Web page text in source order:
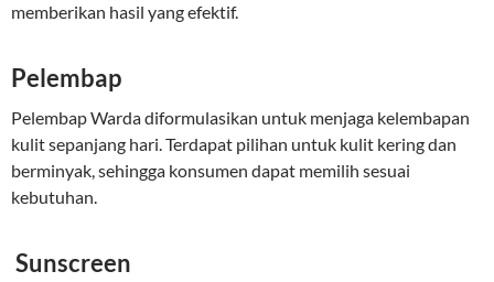
memberikan hasil yang efektif.
Pelembap
Pelembap Warda diformulasikan untuk menjaga kelembapan
kulit sepanjang hari. Terdapat pilihan untuk kulit kering dan
berminyak, sehingga konsumen dapat memilih sesuai
kebutuhan.
Sunscreen